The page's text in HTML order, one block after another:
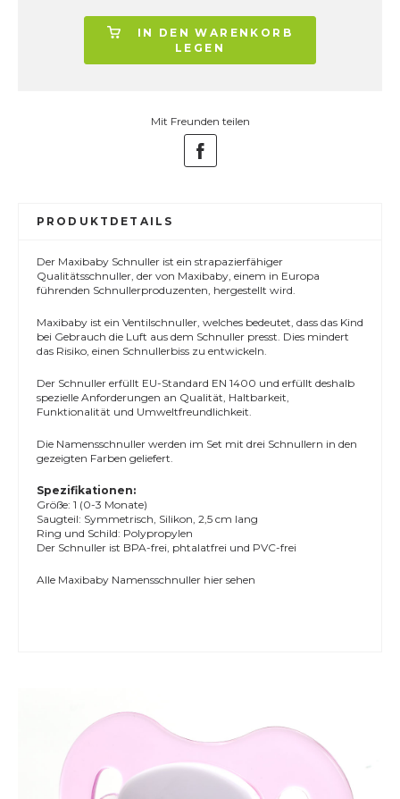
IN DEN WARENKORB
LEGEN
Mit Freunden teilen
PRODUKTDETAILS
Der Maxibaby Schnuller ist ein strapazierfähiger
Qualitätsschnuller, der von Maxibaby, einem in Europa
führenden Schnullerproduzenten, hergestellt wird.
Maxibaby ist ein Ventilschnuller, welches bedeutet, dass das Kind
bei Gebrauch die Luft aus dem Schnuller presst. Dies mindert
das Risiko, einen Schnullerbiss zu entwickeln.
Der Schnuller erfüllt EU-Standard EN 1400 und erfüllt deshalb
spezielle Anforderungen an Qualität, Haltbarkeit,
Funktionalität und Umweltfreundlichkeit.
Die Namensschnuller werden im Set mit drei Schnullern in den
gezeigten Farben geliefert.
Spezifikationen:
Größe: 1 (0-3 Monate)
Saugteil: Symmetrisch, Silikon, 2,5 cm lang
Ring und Schild: Polypropylen
Der Schnuller ist BPA-frei, phtalatfrei und PVC-frei
Alle Maxibaby Namensschnuller hier sehen